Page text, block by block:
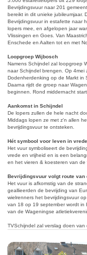
Bevrijdingsvuur naar 201
bereikt in dit unieke jubileumjaar.
Bevrijdingsvuur in estafette naar
lopers mee, en afgelopen jaar
Vlissingen en Goes. Van
Enschede en Aalten tot en met
Loopgroep Wijbosch
Namens Schijndel zal loopgroep
naar Schijndel brengen. Op 4mei
Dodenherdenking op de Markt in
Daarna rijdt de groep naar
beginnen. Rond middernacht
Aankomst in Schijndel
De lopers zullen de hele nacht
Middags lopen ze met z'n allen
bevrijdingsvuur te ontsteken.
Hét symbool voor leven in
Het vuur symboliseert de
vrede en vrijheid en is een
en het vieren & koesteren van de
Bevrijdingsvuur volgt route van
Het vuur is afkomstig van de
geallieerden de bevrijding van
wielrenners het bevrijdingsvuur
van 18 op 19 september wordt
van de Wageningse
TVSchijndel zal verslag doen